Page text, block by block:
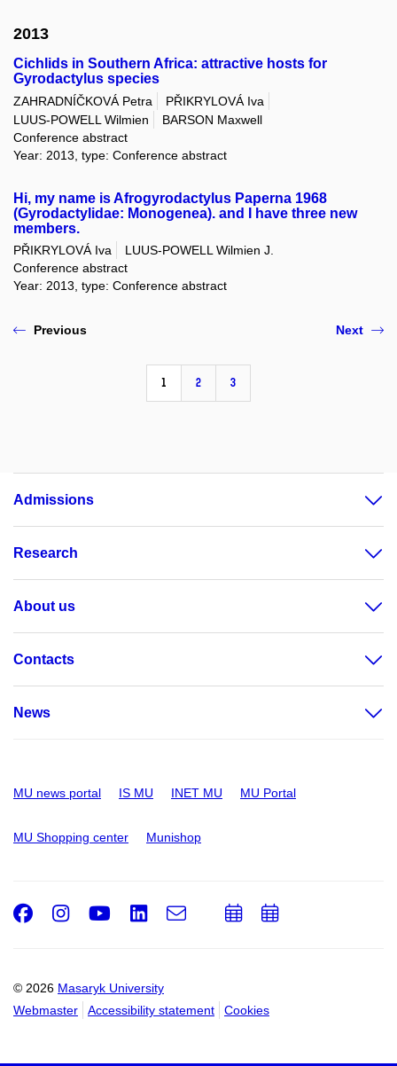
2013
Cichlids in Southern Africa: attractive hosts for
Gyrodactylus species
ZAHRADNÍČKOVÁ Petra
PŘIKRYLOVÁ Iva
LUUS-POWELL Wilmien
BARSON Maxwell
Conference abstract
Year: 2013, type: Conference abstract
Hi, my name is Afrogyrodactylus Paperna 1968
(Gyrodactylidae: Monogenea). and I have three new
members.
PŘIKRYLOVÁ Iva
LUUS-POWELL Wilmien J.
Conference abstract
Year: 2013, type: Conference abstract
Previous
1 2 3
Next
Admissions
Research
About us
Contacts
News
MU news portal IS MU INET MU MU Portal
MU Shopping center Munishop
© 2026 Masaryk University
Webmaster
Accessibility statement Cookies
Facebook
Instagram
Youtube
LinkedIn
e-
AddAdd